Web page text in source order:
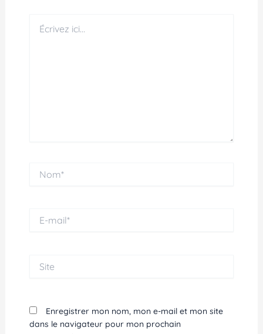
ici…
mail*
Enregistrer mon nom, mon e-mail et mon site
dans le navigateur pour mon prochain